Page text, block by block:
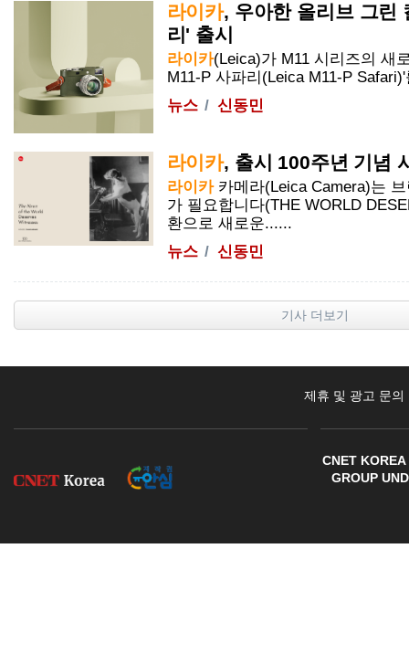
라이카, 우아한 올리브 그린
리' 출시
라이카(Leica)가 M11 시리즈의 새
M11-P 사파리(Leica M11-P
뉴스
신동민
라이카, 출시 100주년 기념
라이카카메라(Leica Camera)는
가 필요합니다(THE WORLD
환으로 새로운......
뉴스
신동민
기사 더보기
제휴 및 광고 문의
CNET
GROUP